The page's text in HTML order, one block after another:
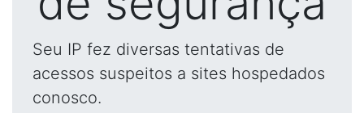
Seu IP fez diversas tentativas de
acessos suspeitos a sites hospedados
conosco.